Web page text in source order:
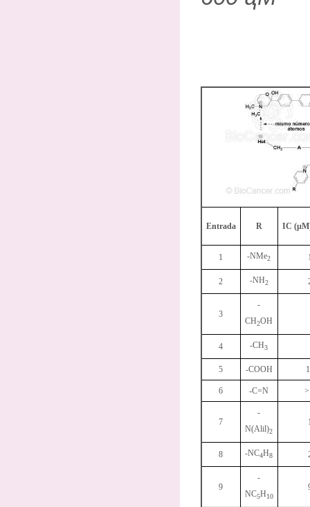
Entrada R IC
1 -NMe2
2 -NH2
3
-
CH2OH
4 -CH3
5 -COOH
6 -C=N
7
-
N(Alil)2
8 -NC4H8
9
-
NC5H10